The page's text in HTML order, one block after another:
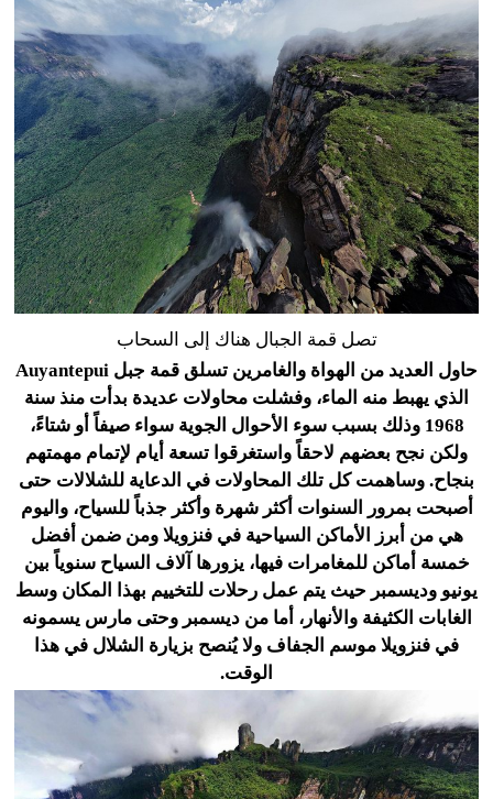
تصل قمة الجبال هناك إلى السحاب
حاول العديد من الهواة والغامرين تسلق قمة جبل Auyantepui
الذي يهبط منه الماء، وفشلت محاولات عديدة بدأت منذ سنة
1968 وذلك بسبب سوء الأحوال الجوية سواء صيفاً أو شتاءً،
ولكن نجح بعضهم لاحقاً واستغرقوا تسعة أيام لإتمام مهمتهم
بنجاح. وساهمت كل تلك المحاولات في الدعاية للشلالات حتى
أصبحت بمرور السنوات أكثر شهرة وأكثر جذباً للسياح، واليوم
هي من أبرز الأماكن السياحية في فنزويلا ومن ضمن أفضل
خمسة أماكن للمغامرات فيها، يزورها آلاف السياح سنوياً بين
يونيو وديسمبر حيث يتم عمل رحلات للتخييم بهذا المكان وسط
الغابات الكثيفة والأنهار، أما من ديسمبر وحتى مارس يسمونه
في فنزويلا موسم الجفاف ولا يُنصح بزيارة الشلال في هذا
الوقت.